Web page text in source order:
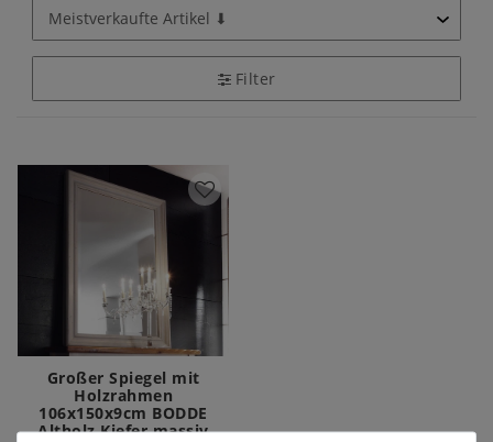
Filter
Großer Spiegel mit
Holzrahmen
106x150x9cm BODDE
Altholz Kiefer massiv